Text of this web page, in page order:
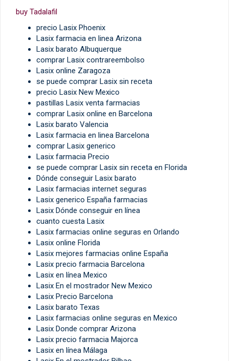
buy Tadalafil
precio Lasix Phoenix
Lasix farmacia en linea Arizona
Lasix barato Albuquerque
comprar Lasix contrareembolso
Lasix online Zaragoza
se puede comprar Lasix sin receta
precio Lasix New Mexico
pastillas Lasix venta farmacias
comprar Lasix online en Barcelona
Lasix barato Valencia
Lasix farmacia en linea Barcelona
comprar Lasix generico
Lasix farmacia Precio
se puede comprar Lasix sin receta en Florida
Dónde conseguir Lasix barato
Lasix farmacias internet seguras
Lasix generico España farmacias
Lasix Dónde conseguir en línea
cuanto cuesta Lasix
Lasix farmacias online seguras en Orlando
Lasix online Florida
Lasix mejores farmacias online España
Lasix precio farmacia Barcelona
Lasix en línea Mexico
Lasix En el mostrador New Mexico
Lasix Precio Barcelona
Lasix barato Texas
Lasix farmacias online seguras en Mexico
Lasix Donde comprar Arizona
Lasix precio farmacia Majorca
Lasix en línea Málaga